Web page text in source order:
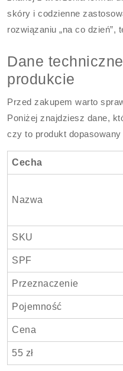
skóry i codzienne
rozwiązaniu „na co
Dane
produkcie
Przed zakupem warto
Poniżej znajdziesz dane,
czy to produkt
Cecha
Nazwa
SKU
SPF
Przeznaczenie
Pojemność
Cena
55 zł